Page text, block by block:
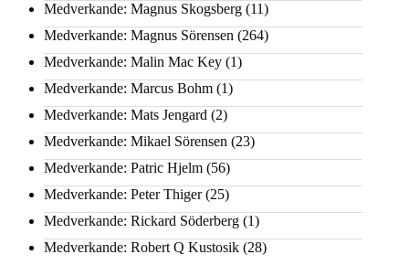
Medverkande: Magnus Skogsberg (11)
Medverkande: Magnus Sörensen (264)
Medverkande: Malin Mac Key (1)
Medverkande: Marcus Bohm (1)
Medverkande: Mats Jengard (2)
Medverkande: Mikael Sörensen (23)
Medverkande: Patric Hjelm (56)
Medverkande: Peter Thiger(25)
Medverkande: Rickard Söderberg (1)
Medverkande: Robert Q Kustosik (28)